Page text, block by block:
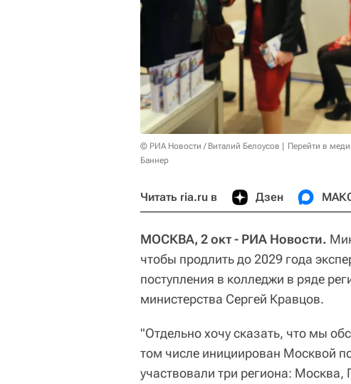
© РИА Новости / Виталий Белоусов
Перейти в
Баннер
Читать ria.ru в Дзен
МОСКВА, 2 окт - РИА Новости.
чтобы продлить до 2029 года
поступления в колледжи в ряде
министерства Сергей Кравцов.
"Отдельно хочу сказать, что мы
том числе инициирован Москвой
участвовали три региона: